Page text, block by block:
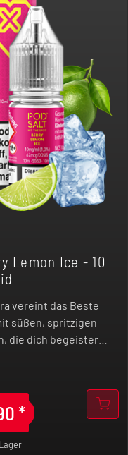
*
Lemon Ice - 10
vereint das Beste
süßen, spritzigen
die dich begeistern